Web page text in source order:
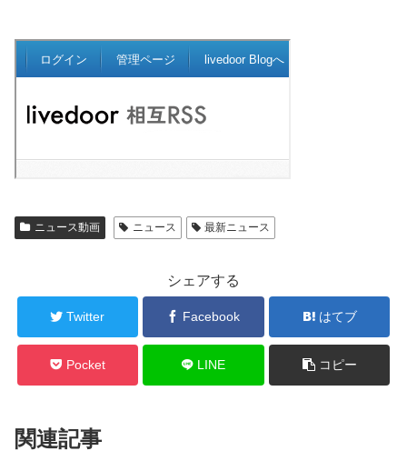
ニュース動画 ニュース 最新ニュース
シェアする
Twitter Facebook はてブ
Pocket LINE コピー
関連記事